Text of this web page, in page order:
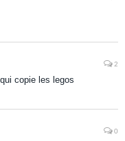
2
copie les legos
0